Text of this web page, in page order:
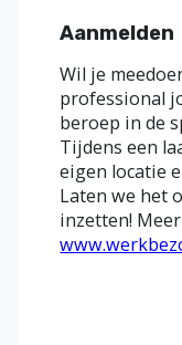
Aanmelden
Wil je
professional
beroep in de
Tijdens een
eigen locatie
Laten we het
inzetten!